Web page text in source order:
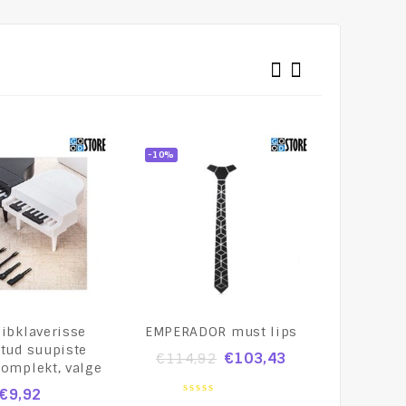
suupiste
valge
€9,92
-10%
EMPERADOR must lips
€114,92 €103,43